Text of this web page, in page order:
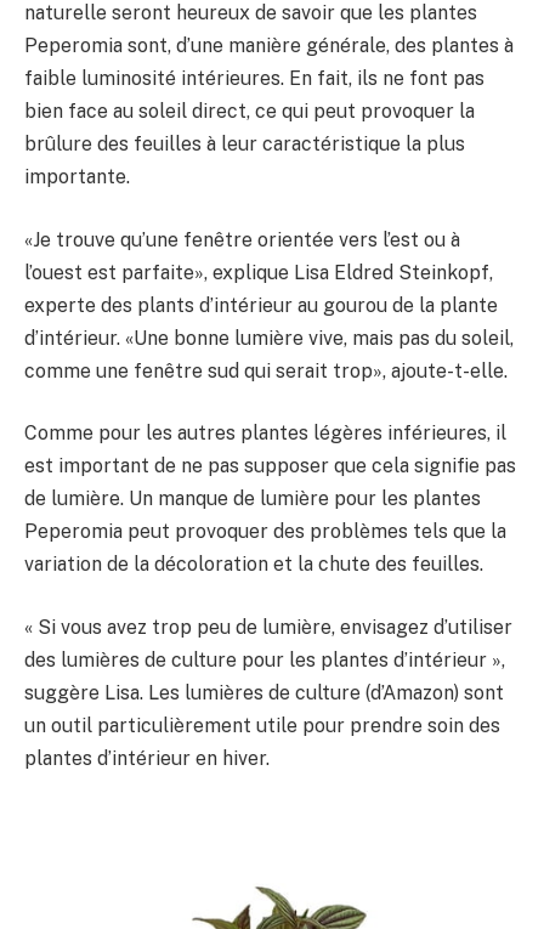
naturelle seront heureux de savoir que les plantes
Peperomia sont, d’une manière générale, des plantes à
faible luminosité intérieures. En fait, ils ne font pas
bien face au soleil direct, ce qui peut provoquer la
brûlure des feuilles à leur caractéristique la plus
importante.
«Je trouve qu’une fenêtre orientée vers l’est ou à
l’ouest est parfaite», explique Lisa Eldred Steinkopf,
experte des plants d’intérieur au gourou de la plante
d’intérieur. «Une bonne lumière vive, mais pas du soleil,
comme une fenêtre sud qui serait trop», ajoute-t-elle.
Comme pour les autres plantes légères inférieures, il
est important de ne pas supposer que cela signifie pas
de lumière. Un manque de lumière pour les plantes
Peperomia peut provoquer des problèmes tels que la
variation de la décoloration et la chute des feuilles.
« Si vous avez trop peu de lumière, envisagez d’utiliser
des lumières de culture pour les plantes d’intérieur »,
suggère Lisa. Les lumières de culture (d’Amazon) sont
un outil particulièrement utile pour prendre soin des
plantes d’intérieur en hiver.